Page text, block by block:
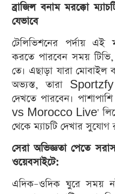
ব্রাজিল বনাম মরক্কো
যেভাবে
টেলিভিশনের পর্দায় এই
করতে পারবেন সময় টিভি,
তে। এছাড়া যারা মোবাইল
অভ্যস্ত, তারা Sportzfy
দেখতে পারবেন।
vs Morocco Live' লিখে
থেকে ম্যাচটি দেখার সুযোগ
সেরা অভিজ্ঞতা পেতে
ওয়েবসাইটে:
এদিক–ওদিক ঘুরে সময়